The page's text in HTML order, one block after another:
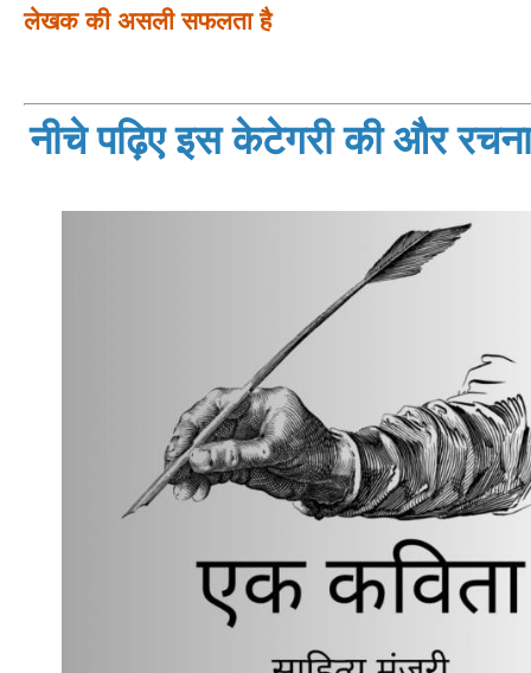
लेखक की असली सफलता है
नीचे पढ़िए इस केटेगरी की और